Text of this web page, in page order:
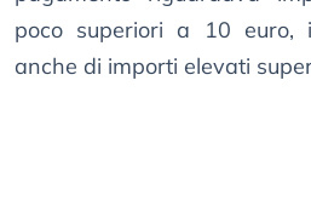
poco superiori a 10
anche di importi elevati